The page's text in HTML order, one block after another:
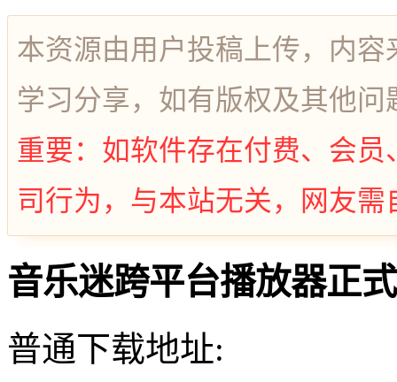
本资源由用户投稿上传，内
学习分享，如有版权及其他
重要：如软件存在付费、会
司行为，与本站无关，网友需
音乐迷跨平台播放器正
普通下载地址: